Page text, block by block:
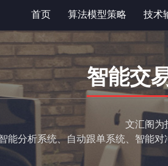
首页 算法模型策略 技术
智能交
文汇阁为
能分析系统、自动跟单系统、智能